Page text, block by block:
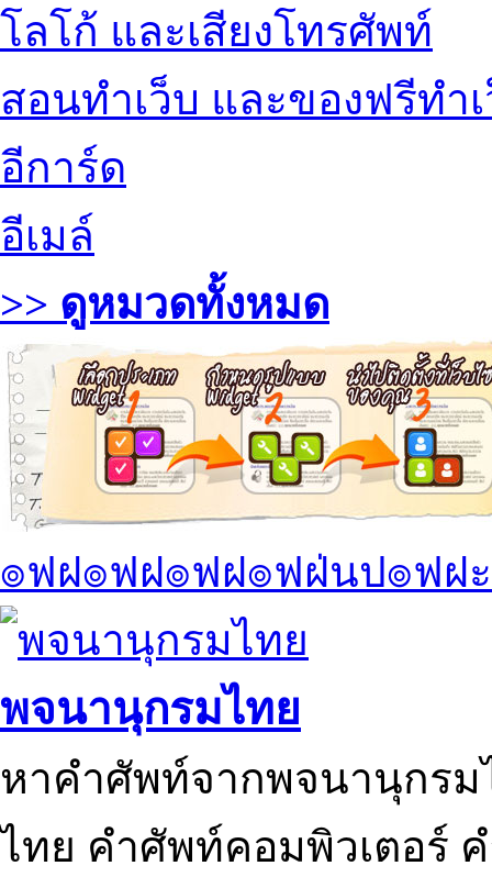
โลโก้ และเสียงโทรศัพท์
สอนทำเว็บ และของฟรีทำ
อีการ์ด
อีเมล์
>> ดูหมวดทั้งหมด
๏ฟฝ๏ฟฝ๏ฟฝ๏ฟฝ่นป๏ฟฝ
พจนานุกรมไทย
หาคำศัพท์จากพจนานุกรม
ไทย คำศัพท์คอมพิวเตอร์